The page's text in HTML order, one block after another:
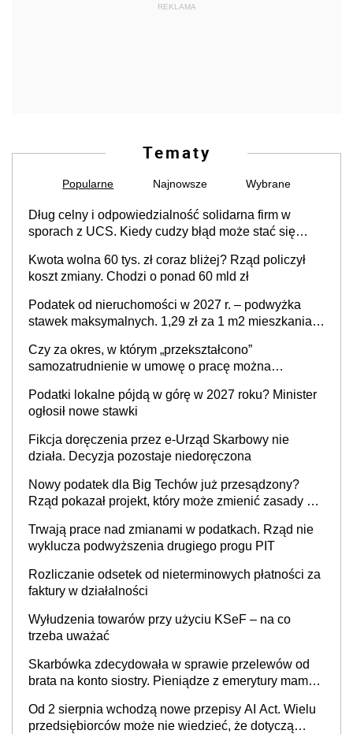
REKLAMA
Tematy
Popularne Najnowsze Wybrane
Dług celny i odpowiedzialność solidarna firm w
sporach z UCS. Kiedy cudzy błąd może stać się
Kwota wolna 60 tys. zł coraz bliżej? Rząd policzył
koszt zmiany. Chodzi o ponad 60 mld zł
Podatek od nieruchomości w 2027 r. – podwyżka
stawek maksymalnych. 1,29 zł za 1 m2 mieszkania,
prowadzeniem działalności gospodarczej
Czy za okres, w którym „przekształcono”
samozatrudnienie w umowę o pracę można
cywilnoprawnej jedynym racjonalnym wyjściem
Podatki lokalne pójdą w górę w 2027 roku? Minister
ogłosił nowe stawki
Fikcja doręczenia przez e-Urząd Skarbowy nie
działa. Decyzja pozostaje niedoręczona
Nowy podatek dla Big Techów już przesądzony?
Rząd pokazał projekt, który może zmienić zasady gry
Trwają prace nad zmianami w podatkach. Rząd nie
wyklucza podwyższenia drugiego progu PIT
Rozliczanie odsetek od nieterminowych płatności za
faktury w działalności
Wyłudzenia towarów przy użyciu KSeF – na co
trzeba uważać
Skarbówka zdecydowała w sprawie przelewów od
brata na konto siostry. Pieniądze z emerytury mamy
będzie
Od 2 sierpnia wchodzą nowe przepisy AI Act. Wielu
przedsiębiorców może nie wiedzieć, że dotyczą